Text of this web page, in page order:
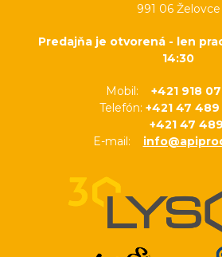
991 06 Želovce
Predajňa je otvorená - len
14:30
Mobil: +421 918
Telefón: +421 47 489
+421 47 489
E-mail: